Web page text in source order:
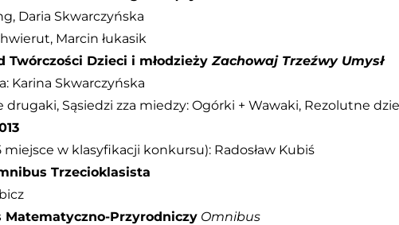
Daria Skwarczyńska
Marcin łukasik
Twórczości Dzieci i młodzieży Zachowaj Trzeźwy Umysł
Karina Skwarczyńska
drugaki, Sąsiedzi zza miedzy: Ogórki + Wawaki, Rezolutne
miejsce w klasyfikacji konkursu): Radosław Kubiś
Trzecioklasista
Matematyczno-Przyrodniczy Omnibus